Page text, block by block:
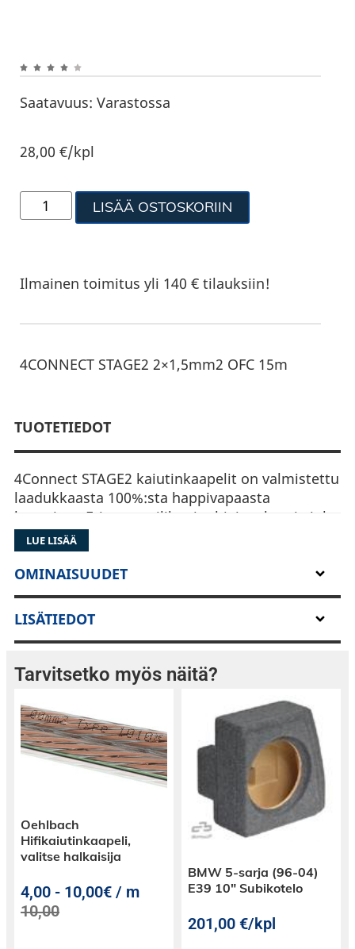
Saatavuus: Varastossa
28,00€/kpl
LISÄÄ OSTOSKORIIN
Ilmainen toimitus yli 140 € tilauksiin!
4CONNECT STAGE2 2×1,5mm2 OFC 15m
TUOTETIEDOT
4Connect STAGE2 kaiutinkaapelit on valmistettu
laadukkaasta 100%:sta happivapaasta
kuparista. Eriste on silikonipohjaista kumia joka
säilyy notkeana pakkasessakin ja suojaa
kaapelia erinomaisesti. Kun haluat parasta
mahdollista virrankulkua laitteistolles
LUE LISÄÄ
OMINAISUUDET
LISÄTIEDOT
Tarvitsetko myös näitä?
Oehlbach
Hifikaiutinkaapeli,
valitse halkaisija
4,00 - 10,00€ / m
10,00
BMW 5-sarja (96-04)
E39 10″ Subikotelo
201,00€/kpl